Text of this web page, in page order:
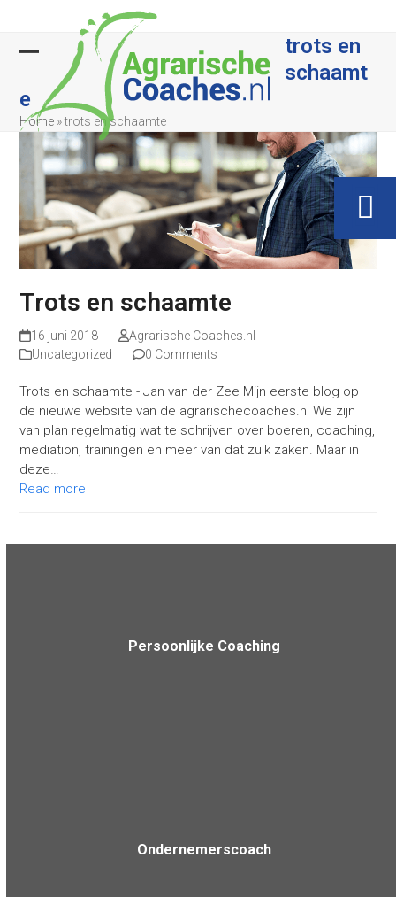
content
mobile
menu
Close
mobile
menu
trots en
schaamt
e
Home »trots en schaamte
Trots en schaamte
16 juni 2018
Agrarische Coaches.nl
Uncategorized
0 Comments
Trots en schaamte - Jan van der Zee Mijn eerste blog op
de nieuwe website van de agrarischecoaches.nl We zijn
van plan regelmatig wat te schrijven over boeren, coaching,
mediation, trainingen en meer van dat zulk zaken. Maar in
deze…
Read more
Persoonlijke Coaching
Ondernemerscoach